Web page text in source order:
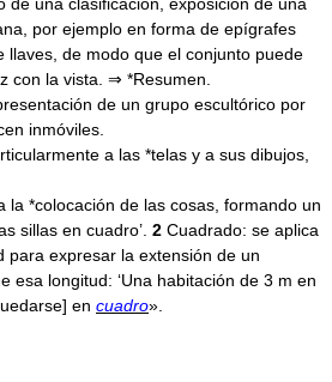
por ejemplo en forma de epígrafes
llaves, de modo que el conjunto puede
con la vista. ⇒ *Resumen.
de un grupo escultórico por
inmóviles.
a las *telas y a sus dibujos,
la *colocación de las cosas, formando un
sillas en cuadro’. 2 Cuadrado: se aplica
para expresar la extensión de un
esa longitud: ‘Una habitación de 3 m en
en cuadro».